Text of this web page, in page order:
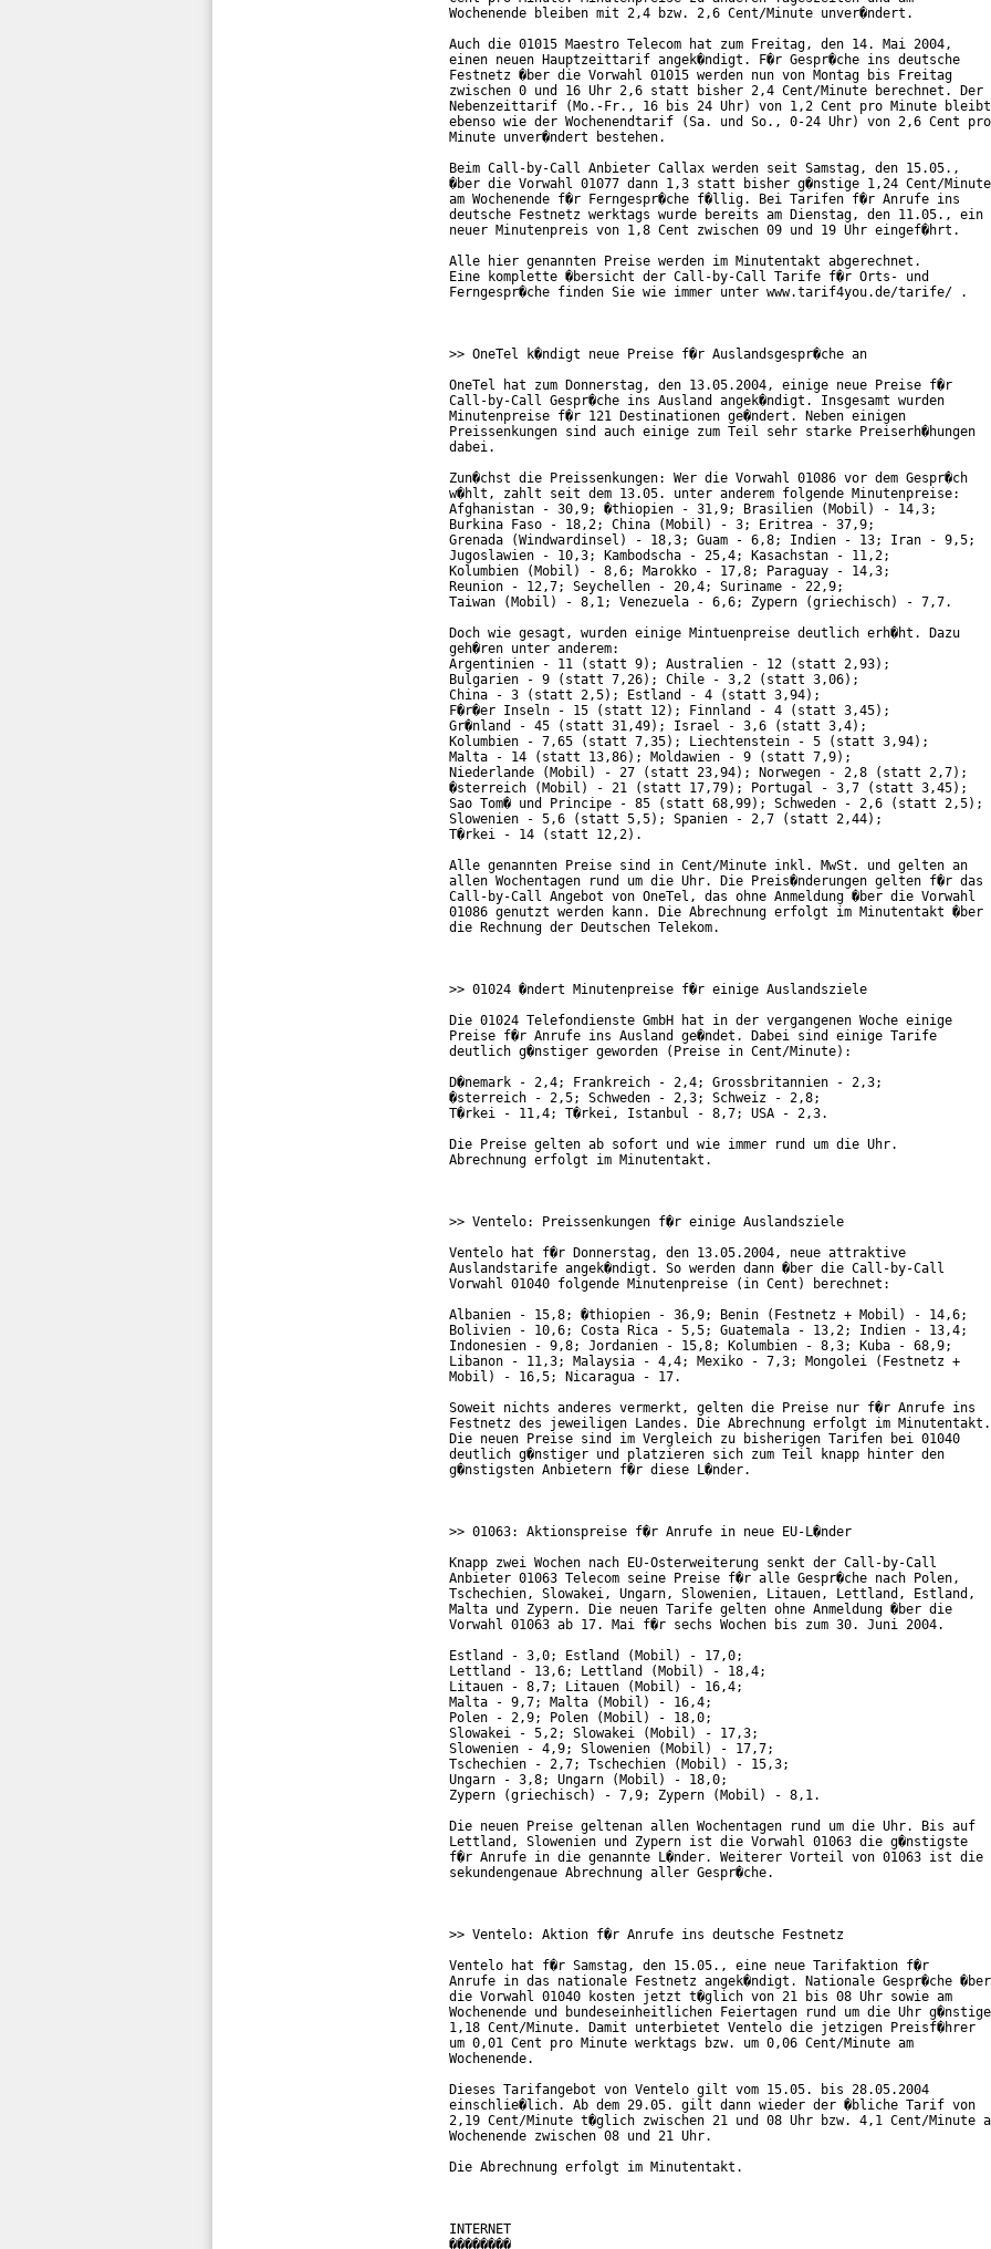
Wochenende bleiben mit 2,4 bzw. 2,6 Cent/Minute unver�ndert.
Auch die 01015 Maestro Telecom hat zum Freitag, den 14. Mai 2004,
einen neuen Hauptzeittarif angek�ndigt. F�r Gespr�che ins deutsche
Festnetz �ber die Vorwahl 01015 werden nun von Montag bis Freitag
zwischen 0 und 16 Uhr 2,6 statt bisher 2,4 Cent/Minute berechnet. Der
Nebenzeittarif (Mo.-Fr., 16 bis 24 Uhr) von 1,2 Cent pro Minute bleibt
ebenso wie der Wochenendtarif (Sa. und So., 0-24 Uhr) von 2,6 Cent pro
Minute unver�ndert bestehen.
Beim Call-by-Call Anbieter Callax werden seit Samstag, den 15.05.,
�ber die Vorwahl 01077 dann 1,3 statt bisher g�nstige 1,24 Cent/Minute
am Wochenende f�r Ferngespr�che f�llig. Bei Tarifen f�r Anrufe ins
deutsche Festnetz werktags wurde bereits am Dienstag, den 11.05., ein
neuer Minutenpreis von 1,8 Cent zwischen 09 und 19 Uhr eingef�hrt.
Alle hier genannten Preise werden im Minutentakt abgerechnet.
Eine komplette �bersicht der Call-by-Call Tarife f�r Orts- und
Ferngespr�che finden Sie wie immer unter www.tarif4you.de/tarife/ .
>> OneTel k�ndigt neue Preise f�r Auslandsgespr�che an
OneTel hat zum Donnerstag, den 13.05.2004, einige neue Preise f�r
Call-by-Call Gespr�che ins Ausland angek�ndigt. Insgesamt wurden
Minutenpreise f�r 121 Destinationen ge�ndert. Neben einigen
Preissenkungen sind auch einige zum Teil sehr starke Preiserh�hungen
dabei.
Zun�chst die Preissenkungen: Wer die Vorwahl 01086 vor dem Gespr�ch
w�hlt, zahlt seit dem 13.05. unter anderem folgende Minutenpreise:
Afghanistan - 30,9; �thiopien - 31,9; Brasilien (Mobil) - 14,3;
Burkina Faso - 18,2; China (Mobil) - 3; Eritrea - 37,9;
Grenada (Windwardinsel) - 18,3; Guam - 6,8; Indien - 13; Iran - 9,5;
Jugoslawien - 10,3; Kambodscha - 25,4; Kasachstan - 11,2;
Kolumbien (Mobil) - 8,6; Marokko - 17,8; Paraguay - 14,3;
Reunion - 12,7; Seychellen - 20,4; Suriname - 22,9;
Taiwan (Mobil) - 8,1; Venezuela - 6,6; Zypern (griechisch) - 7,7.
Doch wie gesagt, wurden einige Mintuenpreise deutlich erh�ht. Dazu
geh�ren unter anderem:
Argentinien - 11 (statt 9); Australien - 12 (statt 2,93);
Bulgarien - 9 (statt 7,26); Chile - 3,2 (statt 3,06);
China - 3 (statt 2,5); Estland - 4 (statt 3,94);
F�r�er Inseln - 15 (statt 12); Finnland - 4 (statt 3,45);
Gr�nland - 45 (statt 31,49); Israel - 3,6 (statt 3,4);
Kolumbien - 7,65 (statt 7,35); Liechtenstein - 5 (statt 3,94);
Malta - 14 (statt 13,86); Moldawien - 9 (statt 7,9);
Niederlande (Mobil) - 27 (statt 23,94); Norwegen - 2,8 (statt 2,7);
�sterreich (Mobil) - 21 (statt 17,79); Portugal - 3,7 (statt 3,45);
Sao Tom� und Principe - 85 (statt 68,99); Schweden - 2,6 (statt 2,5);
Slowenien - 5,6 (statt 5,5); Spanien - 2,7 (statt 2,44);
T�rkei - 14 (statt 12,2).
Alle genannten Preise sind in Cent/Minute inkl. MwSt. und gelten an
allen Wochentagen rund um die Uhr. Die Preis�nderungen gelten f�r das
Call-by-Call Angebot von OneTel, das ohne Anmeldung �ber die Vorwahl
01086 genutzt werden kann. Die Abrechnung erfolgt im Minutentakt �ber
die Rechnung der Deutschen Telekom.
>> 01024 �ndert Minutenpreise f�r einige Auslandsziele
Die 01024 Telefondienste GmbH hat in der vergangenen Woche einige
Preise f�r Anrufe ins Ausland ge�ndet. Dabei sind einige Tarife
deutlich g�nstiger geworden (Preise in Cent/Minute):
D�nemark - 2,4; Frankreich - 2,4; Grossbritannien - 2,3;
�sterreich - 2,5; Schweden - 2,3; Schweiz - 2,8;
T�rkei - 11,4; T�rkei, Istanbul - 8,7; USA - 2,3.
Die Preise gelten ab sofort und wie immer rund um die Uhr.
Abrechnung erfolgt im Minutentakt.
>> Ventelo: Preissenkungen f�r einige Auslandsziele
Ventelo hat f�r Donnerstag, den 13.05.2004, neue attraktive
Auslandstarife angek�ndigt. So werden dann �ber die Call-by-Call
Vorwahl 01040 folgende Minutenpreise (in Cent) berechnet:
Albanien - 15,8; �thiopien - 36,9; Benin (Festnetz + Mobil) - 14,6;
Bolivien - 10,6; Costa Rica - 5,5; Guatemala - 13,2; Indien - 13,4;
Indonesien - 9,8; Jordanien - 15,8; Kolumbien - 8,3; Kuba - 68,9;
Libanon - 11,3; Malaysia - 4,4; Mexiko - 7,3; Mongolei (Festnetz +
Mobil) - 16,5; Nicaragua - 17.
Soweit nichts anderes vermerkt, gelten die Preise nur f�r Anrufe ins
Festnetz des jeweiligen Landes. Die Abrechnung erfolgt im Minutentakt.
Die neuen Preise sind im Vergleich zu bisherigen Tarifen bei 01040
deutlich g�nstiger und platzieren sich zum Teil knapp hinter den
g�nstigsten Anbietern f�r diese L�nder.
>> 01063: Aktionspreise f�r Anrufe in neue EU-L�nder
Knapp zwei Wochen nach EU-Osterweiterung senkt der Call-by-Call
Anbieter 01063 Telecom seine Preise f�r alle Gespr�che nach Polen,
Tschechien, Slowakei, Ungarn, Slowenien, Litauen, Lettland, Estland,
Malta und Zypern. Die neuen Tarife gelten ohne Anmeldung �ber die
Vorwahl 01063 ab 17. Mai f�r sechs Wochen bis zum 30. Juni 2004.
Estland - 3,0; Estland (Mobil) - 17,0;
Lettland - 13,6; Lettland (Mobil) - 18,4;
Litauen - 8,7; Litauen (Mobil) - 16,4;
Malta - 9,7; Malta (Mobil) - 16,4;
Polen - 2,9; Polen (Mobil) - 18,0;
Slowakei - 5,2; Slowakei (Mobil) - 17,3;
Slowenien - 4,9; Slowenien (Mobil) - 17,7;
Tschechien - 2,7; Tschechien (Mobil) - 15,3;
Ungarn - 3,8; Ungarn (Mobil) - 18,0;
Zypern (griechisch) - 7,9; Zypern (Mobil) - 8,1.
Die neuen Preise geltenan allen Wochentagen rund um die Uhr. Bis auf
Lettland, Slowenien und Zypern ist die Vorwahl 01063 die g�nstigste
f�r Anrufe in die genannte L�nder. Weiterer Vorteil von 01063 ist die
sekundengenaue Abrechnung aller Gespr�che.
>> Ventelo: Aktion f�r Anrufe ins deutsche Festnetz
Ventelo hat f�r Samstag, den 15.05., eine neue Tarifaktion f�r
Anrufe in das nationale Festnetz angek�ndigt. Nationale Gespr�che �ber
die Vorwahl 01040 kosten jetzt t�glich von 21 bis 08 Uhr sowie am
Wochenende und bundeseinheitlichen Feiertagen rund um die Uhr g�nstige
1,18 Cent/Minute. Damit unterbietet Ventelo die jetzigen Preisf�hrer
um 0,01 Cent pro Minute werktags bzw. um 0,06 Cent/Minute am
Wochenende.
Dieses Tarifangebot von Ventelo gilt vom 15.05. bis 28.05.2004
einschlie�lich. Ab dem 29.05. gilt dann wieder der �bliche Tarif von
2,19 Cent/Minute t�glich zwischen 21 und 08 Uhr bzw. 4,1 Cent/Minute
Wochenende zwischen 08 und 21 Uhr.
Die Abrechnung erfolgt im Minutentakt.
INTERNET
��������